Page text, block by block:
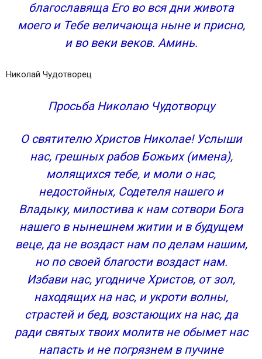
благославяща Его во вся дни живота
моего и Тебе величающа ныне и присно,
и во веки веков. Аминь.
Николай Чудотворец
Просьба Николаю Чудотворцу
О святителю Христов Николае! Услыши
нас, грешных рабов Божьих (имена),
молящихся тебе, и моли о нас,
недостойных, Содетеля нашего и
Владыку, милостива к нам сотвори Бога
нашего в нынешнем житии и в будущем
веце, да не воздаст нам по делам нашим,
но по своей благости воздаст нам.
Избави нас, угодниче Христов, от зол,
находящих на нас, и укроти волны,
страстей и бед, возстающих на нас, да
ради святых твоих молитв не обымет нас
напасть и не погрязнем в пучине